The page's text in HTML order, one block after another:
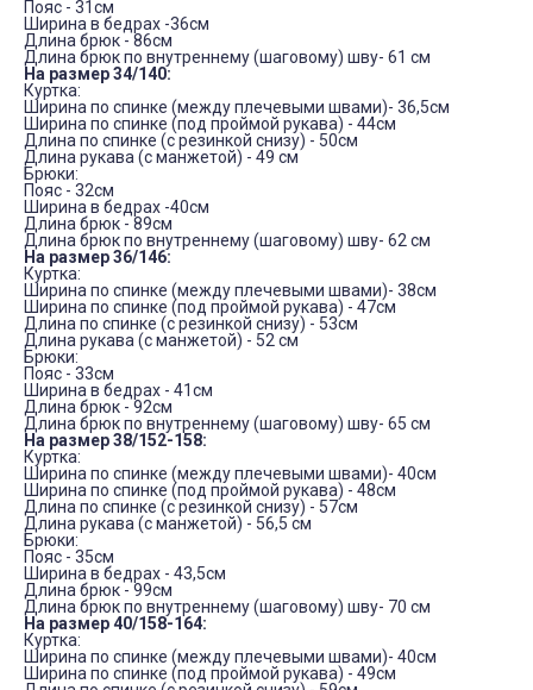
Пояс - 31см
Ширина в бедрах -36см
Длина брюк - 86см
Длина брюк по внутреннему (шаговому) шву- 61 см
На размер 34/140:
Куртка:
Ширина по спинке (между плечевыми швами)- 36,5см
Ширина по спинке (под проймой рукава) - 44см
Длина по спинке (с резинкой снизу) - 50см
Длина рукава (с манжетой) - 49 см
Брюки:
Пояс - 32см
Ширина в бедрах -40см
Длина брюк - 89см
Длина брюк по внутреннему (шаговому) шву- 62 см
На размер 36/146:
Куртка:
Ширина по спинке (между плечевыми швами)- 38см
Ширина по спинке (под проймой рукава) - 47см
Длина по спинке (с резинкой снизу) - 53см
Длина рукава (с манжетой) - 52 см
Брюки:
Пояс - 33см
Ширина в бедрах - 41см
Длина брюк - 92см
Длина брюк по внутреннему (шаговому) шву- 65 см
На размер 38/152-158:
Куртка:
Ширина по спинке (между плечевыми швами)- 40см
Ширина по спинке (под проймой рукава) - 48см
Длина по спинке (с резинкой снизу) - 57см
Длина рукава (с манжетой) - 56,5 см
Брюки:
Пояс - 35см
Ширина в бедрах - 43,5см
Длина брюк - 99см
Длина брюк по внутреннему (шаговому) шву- 70 см
На размер 40/158-164:
Куртка:
Ширина по спинке (между плечевыми швами)- 40см
Ширина по спинке (под проймой рукава) - 49см